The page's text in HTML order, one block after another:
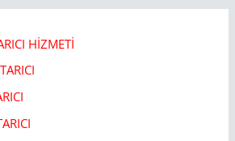
HİZMETİ